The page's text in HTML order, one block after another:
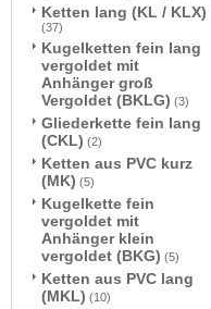
Ketten lang (KL / KLX)
(37)
Kugelketten fein lang
vergoldet mit
Anhänger groß
Vergoldet (BKLG) (3)
Gliederkette fein lang
(CKL) (2)
Ketten aus PVC kurz
(MK) (5)
Kugelkette fein
vergoldet mit
Anhänger klein
vergoldet (BKG) (5)
Ketten aus PVC lang
(MKL) (10)